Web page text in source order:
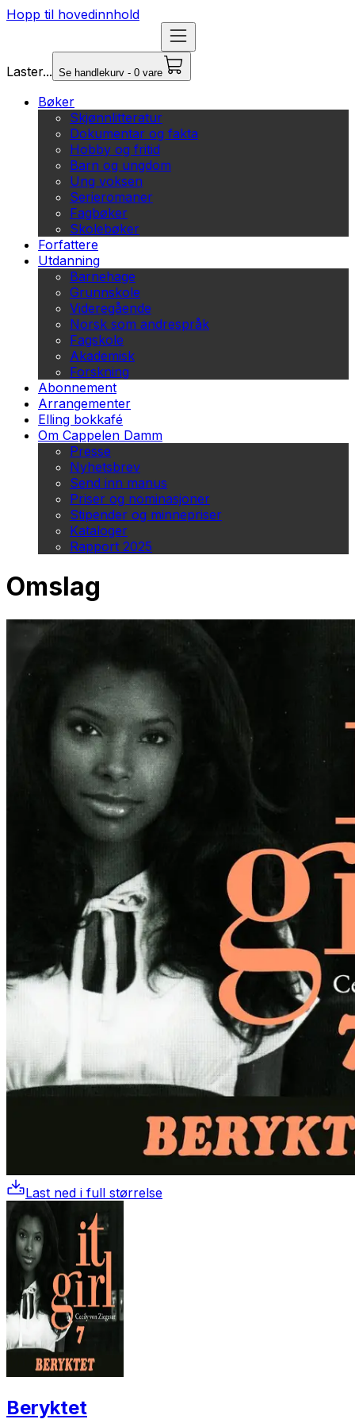
Hopp til hovedinnhold
Laster... Se handlekurv - 0 vare
Bøker
Skjønnlitteratur
Dokumentar og fakta
Hobby og fritid
Barn og ungdom
Ung voksen
Serieromaner
Fagbøker
Skolebøker
Forfattere
Utdanning
Barnehage
Grunnskole
Videregående
Norsk som andrespråk
Fagskole
Akademisk
Forskning
Abonnement
Arrangementer
Elling bokkafé
Om Cappelen Damm
Presse
Nyhetsbrev
Send inn manus
Priser og nominasjoner
Stipender og minnepriser
Kataloger
Rapport 2025
Omslag
Last ned i full størrelse
Beryktet